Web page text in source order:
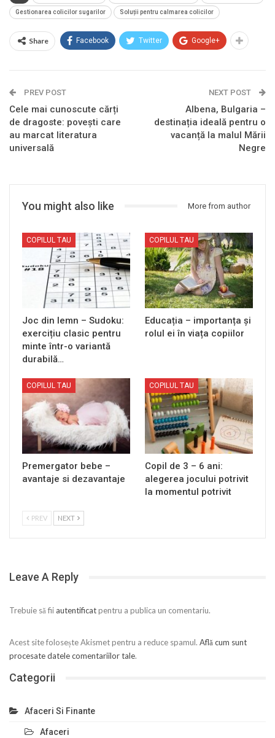
Gestionarea colicilor sugarilor Soluții pentru calmarea colicilor
Share Facebook Twitter Google+
PREV POST
Cele mai cunoscute cărți
de dragoste: povești care
au marcat literatura
universală
NEXT POST
Albena, Bulgaria –
destinația ideală pentru o
vacanță la malul Mării
Negre
You might also like More from author
COPILUL TAU
Joc din lemn – Sudoku:
exercițiu clasic pentru
minte într-o variantă
durabilă…
COPILUL TAU
Educația – importanța și
rolul ei în viața copiilor
COPILUL TAU
Premergator bebe –
avantaje si dezavantaje
COPILUL TAU
Copil de 3 – 6 ani:
alegerea jocului potrivit
la momentul potrivit
PREV NEXT
Leave A Reply
Trebuie să fii autentificatpentru a publica un comentariu.
Acest site folosește Akismet pentru a reduce spamul. Află cum sunt
procesate datele comentariilor tale.
Categorii
Afaceri Si Finante
Afaceri